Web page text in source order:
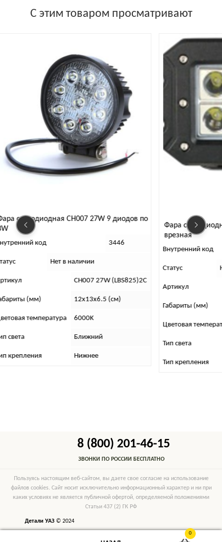
С этим товаром просматривают
27W 9 диодов по
3446
CH007 27W (LBS825)2C
12х13х6.5 (cм)
6000K
Ближний
Нижнее
Фара светодиодная CH039 20W 4
Нет в наличии
CH039 20W
В х Г х Ш
6000K
Ближний
Врезное
8 (800) 201-46-15
ЗВОНКИ ПО РОССИИ БЕСПЛАТНО
0
Пользуясь настоящим веб-сайтом, вы даете свое согласие на использование
файлов cookies. Сайт носит исключительно информационный характер и ни при
каких условиях не является публичной офертой, определяемой положениями
Статьи 437 (2) ГК РФ
Детали УАЗ © 2024